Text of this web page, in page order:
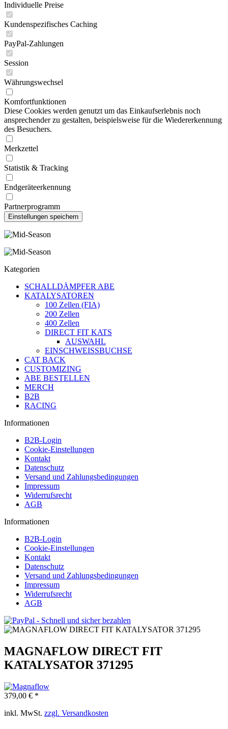
Individuelle Preise
Kundenspezifisches Caching
PayPal-Zahlungen
Session
Währungswechsel
Komfortfunktionen
Diese Cookies werden genutzt um das Einkaufserlebnis noch
ansprechender zu gestalten, beispielsweise für die Wiedererkennung
des Besuchers.
Merkzettel
Statistik & Tracking
Endgeräteerkennung
Partnerprogramm
Kategorien
SCHALLDÄMPFER ABE
KATALYSATOREN
100 Zellen (FIA)
200 Zellen
400 Zellen
DIRECT FIT KATS
AUSWAHL
EINSCHWEISSBUCHSE
CAT BACK
CUSTOMIZING
ABE BESTELLEN
MERCH
B2B
RACING
Informationen
B2B-Login
Cookie-Einstellungen
Kontakt
Datenschutz
Versand und Zahlungsbedingungen
Impressum
Widerrufsrecht
AGB
Informationen
B2B-Login
Cookie-Einstellungen
Kontakt
Datenschutz
Versand und Zahlungsbedingungen
Impressum
Widerrufsrecht
AGB
MAGNAFLOW DIRECT FIT
KATALYSATOR 371295
379,00 € *
inkl. MwSt. zzgl. Versandkosten